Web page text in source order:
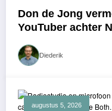
Don de Jong
YouTuber achter
Diederik
augustus 5, 2026